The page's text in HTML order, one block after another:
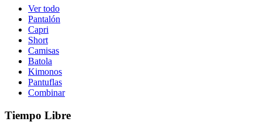
Ver todo
Pantalón
Capri
Short
Camisas
Batola
Kimonos
Pantuflas
Combinar
Tiempo Libre